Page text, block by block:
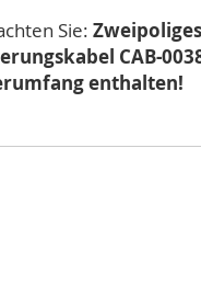
Sie: Zweipoliges
CAB-
enthalten!